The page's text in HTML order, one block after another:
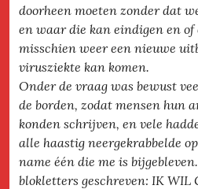
doorheen moeten zonder dat
en waar die kan eindigen en
misschien weer een nieuwe
virusziekte kan komen.
Onder de vraag was bewust
de borden, zodat mensen hun
konden schrijven, en vele
alle haastig neergekrabbelde
name één die me is
blokletters geschreven: IK WIL